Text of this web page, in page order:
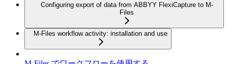
Configuring export of data from ABBYY FlexiCapture to M-
Files
M-Files workflow activity: installation and use